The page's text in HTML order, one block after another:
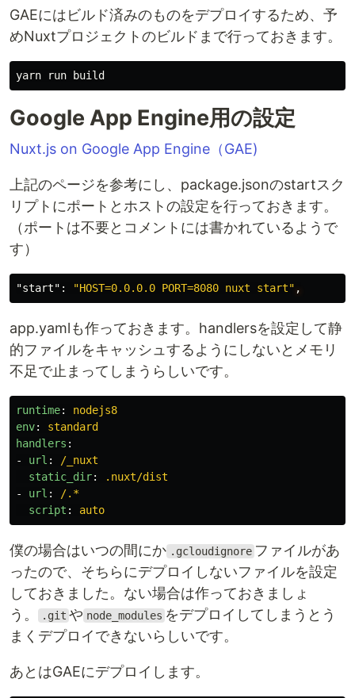
GAEにはビルド済みのものをデプロイするため、予
めNuxtプロジェクトのビルドまで行っておきます。
Google App Engine用の設定
Nuxt.js on Google App Engine（GAE)
上記のページを参考にし、package.jsonのstartスク
リプトにポートとホストの設定を行っておきます。
（ポートは不要とコメントには書かれているようで
す）
"start" : "HOST=0.0.0.0 PORT=8080 nuxt start" ,
app.yamlも作っておきます。handlersを設定して静
的ファイルをキャッシュするようにしないとメモリ
不足で止まってしまうらしいです。
runtime:
nodejs8
env:
standard
handlers :
-
url :
/_nuxt
static_dir:
.nuxt/dist
-
url :
/.*
script : auto
僕の場合はいつの間にか .gcloudignore ファイルがあ
ったので、そちらにデプロイしないファイルを設定
しておきました。ない場合は作っておきましょ
う。
.git や node_modules をデプロイしてしまうとう
まくデプロイできないらしいです。
あとはGAEにデプロイします。